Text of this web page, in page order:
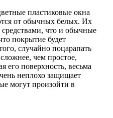
пластиковые окна
от обычных белых. Их
что и обычные
покрытие будет
случайно поцарапать
чем простое,
его поверхность, весьма
неплохо защищает
могут произойти в